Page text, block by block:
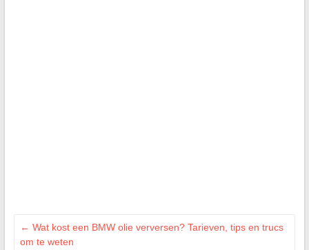
← Wat kost een BMW olie verversen? Tarieven, tips en trucs
om te weten